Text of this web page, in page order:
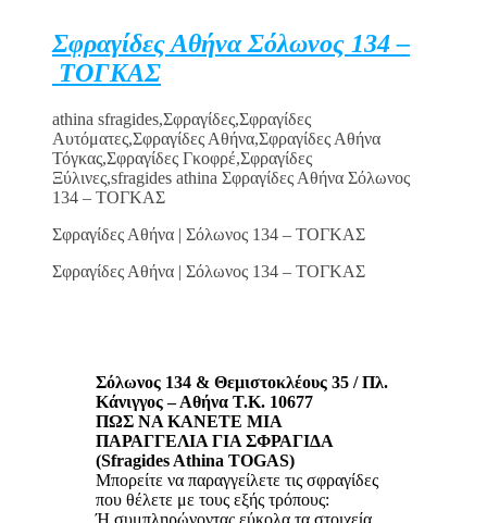
Σφραγίδες Αθήνα Σόλωνος 134 –
ΤΟΓΚΑΣ
athina sfragides,Σφραγίδες,Σφραγίδες
Αυτόματες,Σφραγίδες Αθήνα,Σφραγίδες Αθήνα
Τόγκας,Σφραγίδες Γκοφρέ,Σφραγίδες
Ξύλινες,sfragides athina Σφραγίδες Αθήνα Σόλωνος
134 – ΤΟΓΚΑΣ
Σφραγίδες Αθήνα | Σόλωνος 134 – ΤΟΓΚΑΣ
Σφραγίδες Αθήνα | Σόλωνος 134 – ΤΟΓΚΑΣ
Σόλωνος 134 & Θεμιστοκλέους 35 / Πλ.
Κάνιγγος – Αθήνα Τ.Κ. 10677
ΠΩΣ ΝΑ ΚΑΝΕΤΕ ΜΙΑ
ΠΑΡΑΓΓΕΛΙΑ ΓΙΑ ΣΦΡΑΓΙΔΑ
(Sfragides Athina TOGAS)
Μπορείτε να παραγγείλετε τις σφραγίδες
που θέλετε με τους εξής τρόπους: